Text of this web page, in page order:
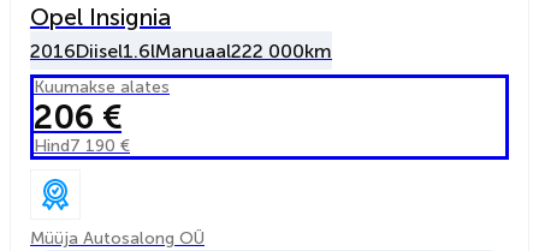
Opel Insignia
2016Diisel1.6lManuaal222 000km
Kuumakse alates
206 €
Hind7 190 €
Müüja Autosalong OÜ